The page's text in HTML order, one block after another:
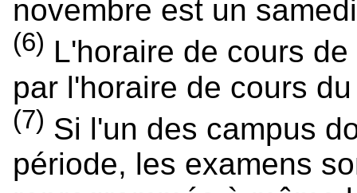
novembre est un
(6) L'horaire de cours
par l'horaire de cours
(7) Si l'un des campus
période, les examens